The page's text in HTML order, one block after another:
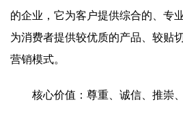
的企业，它为客户提供综合的、专
为消费者提供较优质的产品、较贴
营销模式。
核心价值：尊重、诚信、推崇